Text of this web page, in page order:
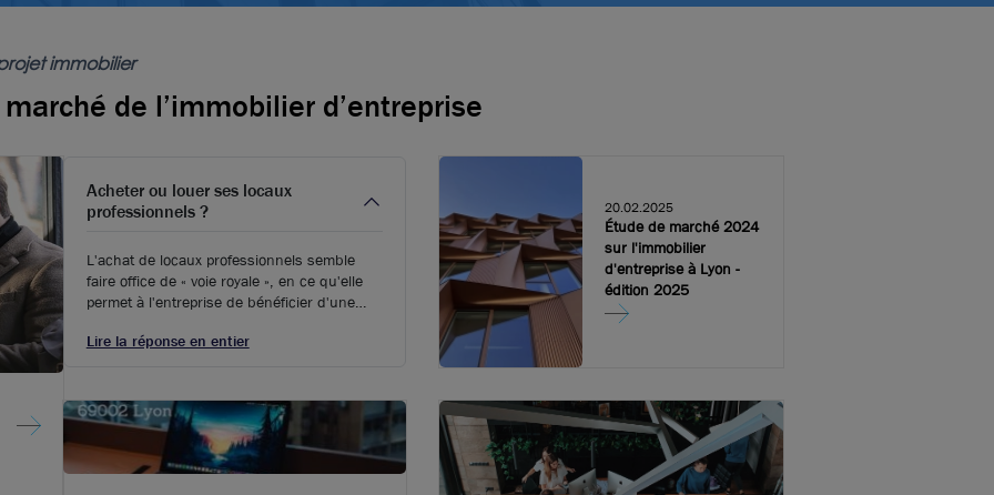
immobilier
de l’immobilier d’entreprise
Acheter ou louer ses locaux
professionnels ?
L'achat de locaux professionnels semble
faire office de « voie royale », en ce qu'elle
permet à l'entreprise de bénéficier d'une
activité. L'achat lui permet en effet de se
de surcroît varier.
Lire la réponse en entier
20.02.2025
Étude de marché 2024
sur l'immobilier
d'entreprise à Lyon -
édition 2025